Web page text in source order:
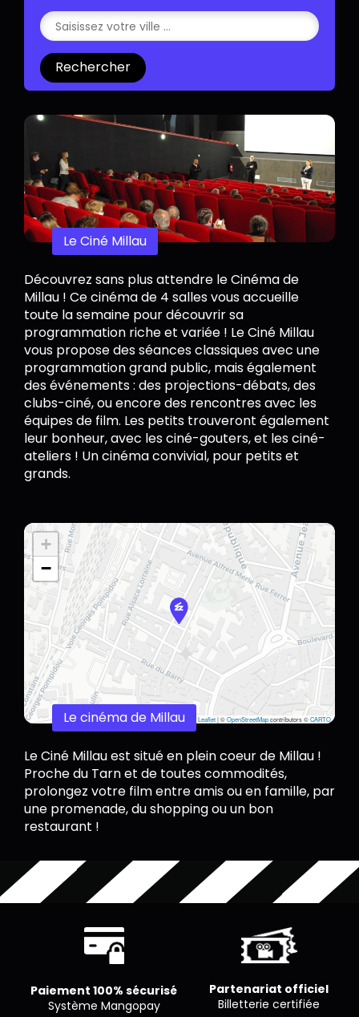
Rechercher
Le Ciné Millau
Découvrez sans plus attendre le Cinéma de
Millau ! Ce cinéma de 4 salles vous accueille
toute la semaine pour découvrir sa
programmation riche et variée ! Le Ciné Millau
vous propose des séances classiques avec une
programmation grand public, mais également
des événements : des projections-débats, des
clubs-ciné, ou encore des rencontres avec les
équipes de film. Les petits trouveront également
leur bonheur, avec les ciné-gouters, et les ciné-
ateliers ! Un cinéma convivial, pour petits et
grands.
+
−
Leaflet|©OpenStreetMapcontributors ©CARTO
Le cinéma de Millau
Le Ciné Millau est situé en plein coeur de Millau !
Proche du Tarn et de toutes commodités,
prolongez votre film entre amis ou en famille, par
une promenade, du shopping ou un bon
restaurant !
Paiement 100% sécurisé
Système Mangopay
Partenariat officiel
Billetterie certifiée